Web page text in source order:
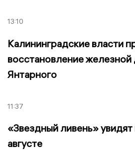
13:10
Калининградские власти
восстановление
Янтарного
11:37
«Звездный ливень»
августе